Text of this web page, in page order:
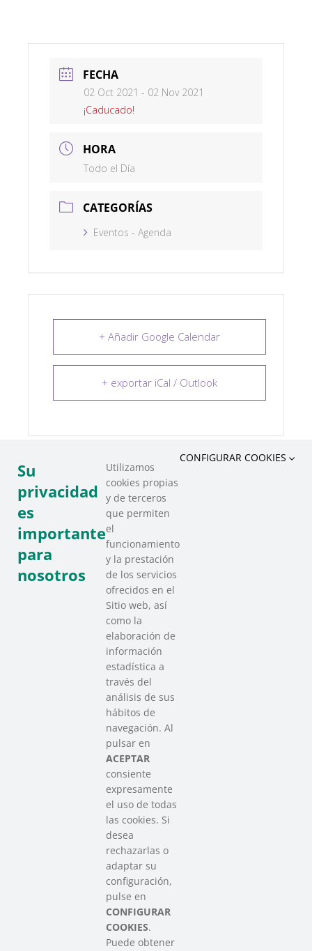
FECHA
02 Oct 2021 - 02 Nov 2021
¡Caducado!
HORA
Todo el Día
CATEGORÍAS
Eventos - Agenda
+ Añadir Google Calendar
+ exportar iCal / Outlook
COMPARTIR ESTE EVENTO
SAREEN SAREA
Asociación que agrupa a las redes
del Tercer Sector Social en Euskadi
Contacto
info@sareensarea.eu
Iparraguirre, 9 lonja – 48009 Bilbao
946 569 230
Colabora
Su
privacidad
es
importante
para
nosotros
Utilizamos
cookies propias
y de terceros
que permiten
el
funcionamiento
y la prestación
de los servicios
ofrecidos en el
Sitio web, así
como la
elaboración de
información
estadística a
través del
análisis de sus
hábitos de
navegación. Al
pulsar en
ACEPTAR
consiente
expresamente
el uso de todas
las cookies. Si
desea
rechazarlas o
adaptar su
configuración,
pulse en
CONFIGURAR
COOKIES.
Puede obtener
CONFIGURAR COOKIES